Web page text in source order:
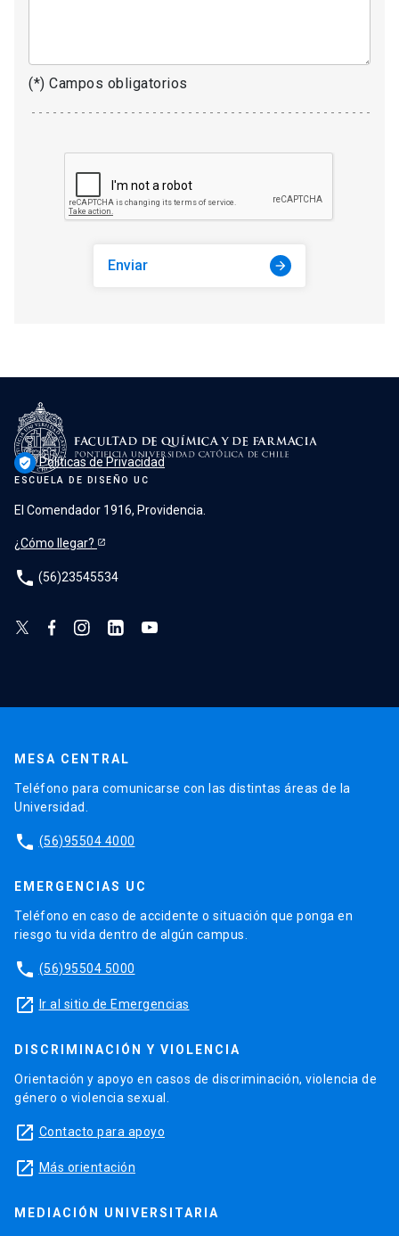
(*) Campos obligatorios
Enviar arrow_forward
verified_user Políticas de Privacidad
ESCUELA DE DISEÑO UC
El Comendador 1916, Providencia.
¿Cómo llegar?
phone (56)23545534
MESA CENTRAL
Teléfono para comunicarse con las distintas áreas de la
Universidad.
phone (56)95504 4000
EMERGENCIAS UC
Teléfono en caso de accidente o situación que ponga en
riesgo tu vida dentro de algún campus.
phone (56)95504 5000
launch Ir al sitio de Emergencias
DISCRIMINACIÓN Y VIOLENCIA
Orientación y apoyo en casos de discriminación, violencia de
género o violencia sexual.
launch Contacto para apoyo
launch Más orientación
MEDIACIÓN UNIVERSITARIA